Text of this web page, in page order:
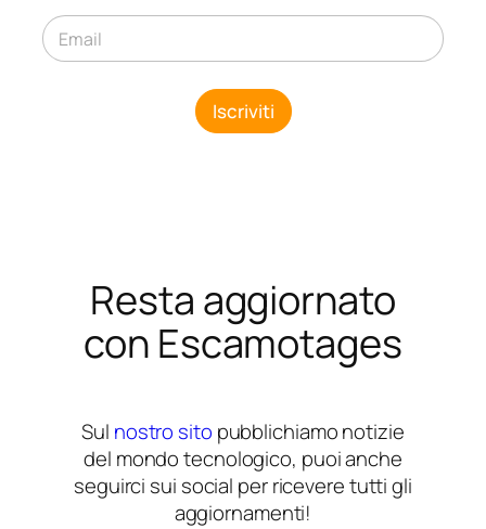
*
m
i
l
*
E
m
Iscriviti
Resta aggiornato
con Escamotages
Sul nostro sito pubblichiamo notizie
del mondo tecnologico, puoi anche
seguirci sui social per ricevere tutti gli
aggiornamenti!